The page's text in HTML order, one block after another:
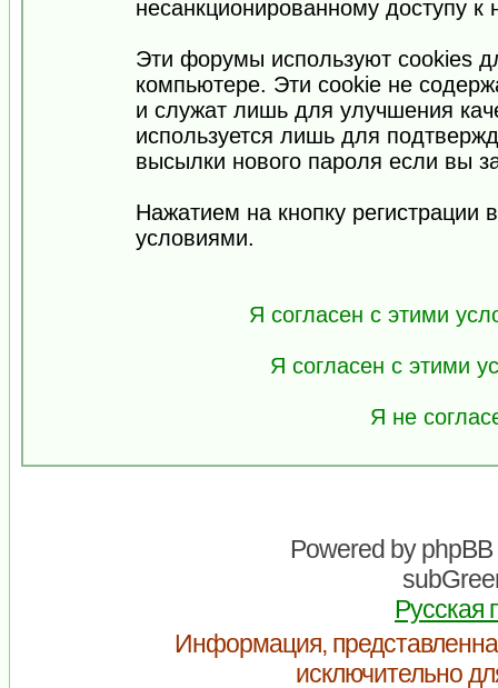
несанкционированному доступу к
Эти форумы используют cookies
компьютере. Эти cookie не
и служат лишь для улучшения
используется лишь для
высылки нового пароля если вы
Нажатием на кнопку регистрации
условиями.
Я согласен с этими
Я согласен с этими
Я не
Powered byphpBB
Русская
Информация,
исключительно